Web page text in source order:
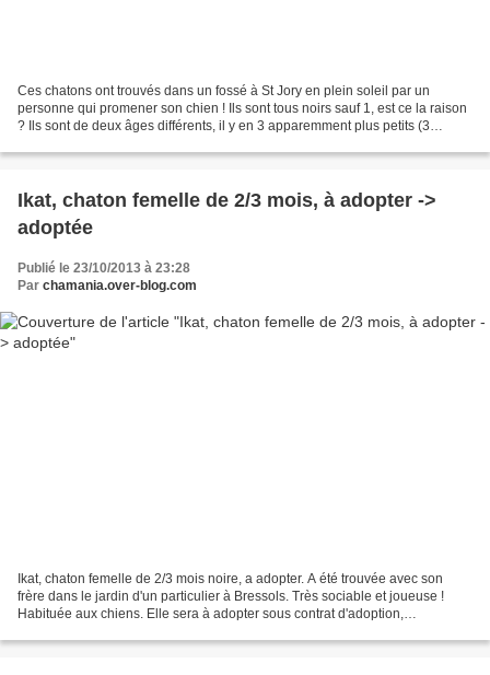
Ces chatons ont trouvés dans un fossé à St Jory en plein soleil par un
personne qui promener son chien ! Ils sont tous noirs sauf 1, est ce la raison
? Ils sont de deux âges différents, il y en 3 apparemment plus petits (3
Ikat, chaton femelle de 2/3 mois, à adopter ->
adoptée
Publié le 23/10/2013 à 23:28
Par chamania.over-blog.com
Ikat, chaton femelle de 2/3 mois noire, a adopter. A été trouvée avec son
frère dans le jardin d'un particulier à Bressols. Très sociable et joueuse !
Habituée aux chiens. Elle sera à adopter sous contrat d'adoption,